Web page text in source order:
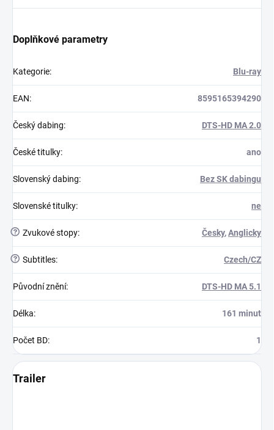
Doplňkové parametry
Kategorie: Blu-ray
EAN: 8595165394290
Český dabing: DTS-HD MA 2.0
České titulky: ano
Slovenský dabing: Bez SK dabingu
Slovenské titulky: ne
? Zvukové stopy: Česky,Anglicky
? Subtitles: Czech/CZ
Původní znění: DTS-HD MA 5.1
Délka: 161 minut
Počet BD: 1
Trailer